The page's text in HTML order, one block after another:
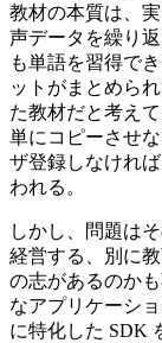
教材の本質は、
声データを繰り
も単語を習得で
ットがまとめら
た教材だと考え
単にコピーさせ
ザ登録しなけれ
われる。
しかし、問題は
経営する、別に
の志があるのか
なアプリケーシ
に特化した SDK